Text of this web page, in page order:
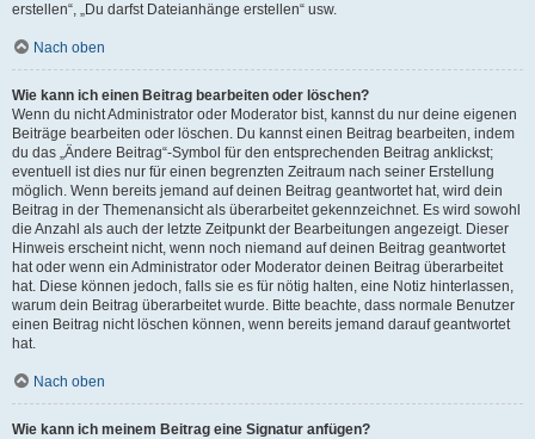
erstellen“, „Du darfst Dateianhänge erstellen“ usw.
Nach oben
Wie kann ich einen Beitrag bearbeiten oder löschen?
Wenn du nicht Administrator oder Moderator bist, kannst du nur deine eigenen
Beiträge bearbeiten oder löschen. Du kannst einen Beitrag bearbeiten, indem
du das „Ändere Beitrag“-Symbol für den entsprechenden Beitrag anklickst;
eventuell ist dies nur für einen begrenzten Zeitraum nach seiner Erstellung
möglich. Wenn bereits jemand auf deinen Beitrag geantwortet hat, wird dein
Beitrag in der Themenansicht als überarbeitet gekennzeichnet. Es wird sowohl
die Anzahl als auch der letzte Zeitpunkt der Bearbeitungen angezeigt. Dieser
Hinweis erscheint nicht, wenn noch niemand auf deinen Beitrag geantwortet
hat oder wenn ein Administrator oder Moderator deinen Beitrag überarbeitet
hat. Diese können jedoch, falls sie es für nötig halten, eine Notiz hinterlassen,
warum dein Beitrag überarbeitet wurde. Bitte beachte, dass normale Benutzer
einen Beitrag nicht löschen können, wenn bereits jemand darauf geantwortet
hat.
Nach oben
Wie kann ich meinem Beitrag eine Signatur anfügen?